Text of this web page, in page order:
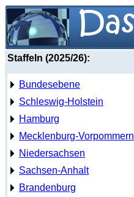
Staffeln (2025/26):
Bundesebene
Schleswig-Holstein
Hamburg
Mecklenburg-Vorpommern
Niedersachsen
Sachsen-Anhalt
Brandenburg